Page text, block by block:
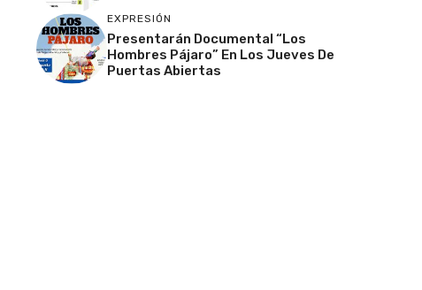
EXPRESIÓN
Presentarán Documental “Los
Hombres Pájaro” En Los Jueves De
Puertas Abiertas